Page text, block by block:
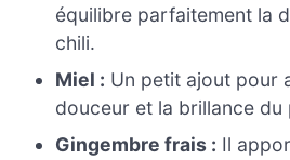
équilibre parfaitement la
chili.
Miel : Un petit ajout pour
douceur et la brillance du
Gingembre frais : Il